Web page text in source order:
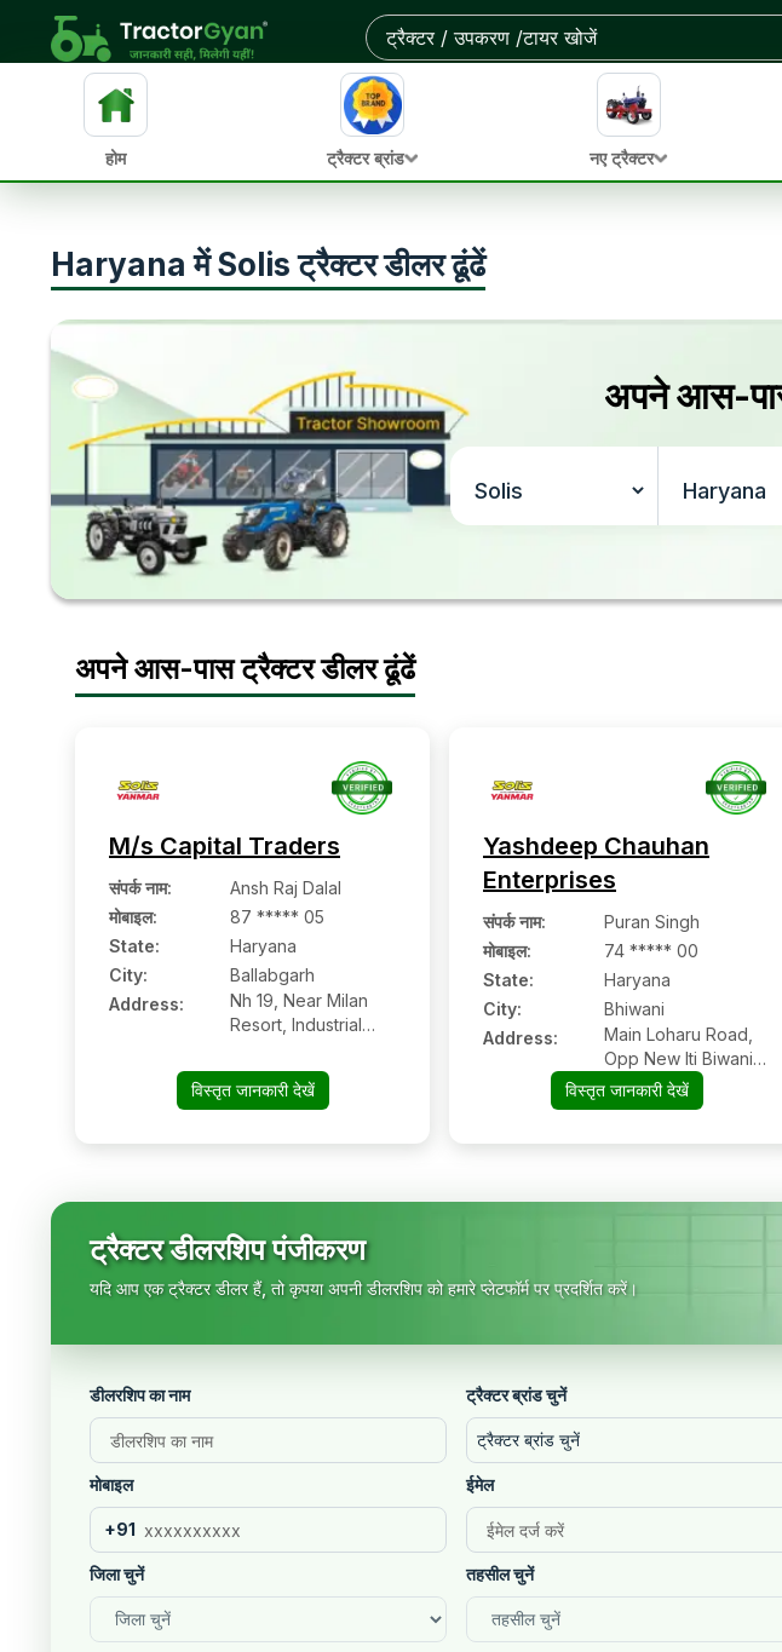
होम ट्रैक्टर ब्रांड नए ट्रैक्टर
Haryana में Solis ट्रैक्टर डीलर ढूंढें
अपने आस-
अपने आस-पास ट्रैक्टर डीलर ढूंढें
M/s Capital Traders
संपर्क नाम:
Ansh Raj Dalal
मोबाइल:
87 ***** 05
State:
Haryana
City:
Ballabgarh
Address:
Nh 19, Near Milan
Resort, Industrial
The-ballabgarh Distt
Faridabad-121002
विस्तृत जानकारी देखें
Yashdeep Chauhan
Enterprises
संपर्क नाम:
Puran Singh
मोबाइल:
74 ***** 00
State:
Haryana
City:
Bhiwani
Address:
Main Loharu Road,
Opp New Iti Biwani,
Bhiwani Lohar,
Bhiwani, Bhiwani,
विस्तृत जानकारी देखें
ट्रैक्टर डीलरशिप पंजीकरण
यदि आप एक ट्रैक्टर डीलर हैं, तो कृपया अपनी डीलरशिप को हमारे प्लेटफॉर्म पर प्रदर्शित करें।
डीलरशिप का नाम ट्रैक्टर ब्रांड चुनें
ट्रैक्टर ब्रांड चुनें
मोबाइल
+91
ईमेल
जिला चुनें तहसील चुनें